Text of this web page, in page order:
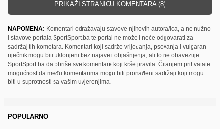
PRIKAŽI STRANICU KOMENTARA (8)
NAPOMENA: Komentari odražavaju stavove njihovih autora/ica, a ne nužno
i stavove portala SportSport.ba te portal ne može i neće odgovarati za
sadržaj tih kometara. Komentari koji sadrže vrijeđanja, psovanja i vulgaran
riječnik mogu biti uklonjeni bez najave i objašnjenja, ali to ne obavezuje
SportSport.ba da obriše sve komentare koji krše pravila. Čitanjem prihvatate
mogućnost da među komentarima mogu biti pronađeni sadržaji koji mogu
biti u suprotnosti sa vašim uvjerenjima.
POPULARNO